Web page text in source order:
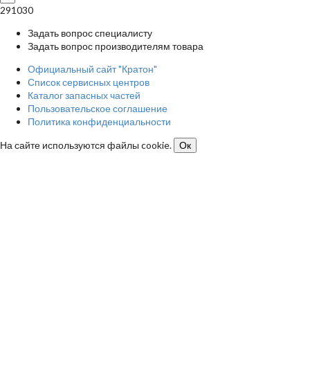
291030
Задать вопрос специалисту
Задать вопрос производителям товара
Официальный сайт "Кратон"
Список сервисных центров
Каталог запасных частей
Пользовательское соглашение
Политика конфиденциальности
На сайте используются файлы cookie.
Ок